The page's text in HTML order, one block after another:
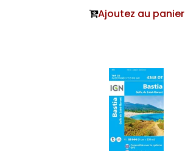
Ajoutez au panier